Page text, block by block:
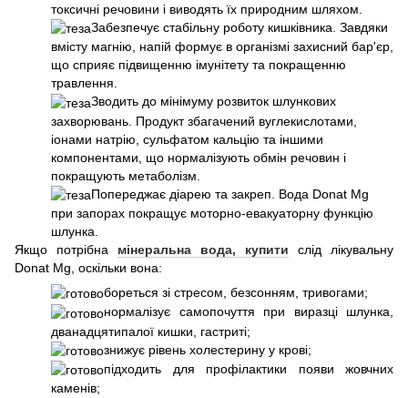
токсичні речовини і виводять їх природним шляхом.
Забезпечує стабільну роботу кишківника. Завдяки
вмісту магнію, напій формує в організмі захисний бар'єр,
що сприяє підвищенню імунітету та покращенню
травлення.
Зводить до мінімуму розвиток шлункових
захворювань. Продукт збагачений вуглекислотами,
іонами натрію, сульфатом кальцію та іншими
компонентами, що нормалізують обмін речовин і
покращують метаболізм.
Попереджає діарею та закреп. Вода Donat Mg
при запорах покращує моторно-евакуаторну функцію
шлунка.
Якщо потрібна мінеральна вода, купити слід лікувальну
Donat Mg, оскільки вона:
бореться зі стресом, безсонням, тривогами;
нормалізує самопочуття при виразці шлунка,
дванадцятипалої кишки, гастриті;
знижує рівень холестерину у крові;
підходить для профілактики появи жовчних
каменів;